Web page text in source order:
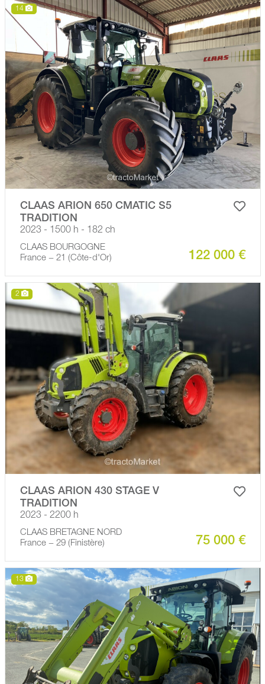
14
CLAAS ARION 650 CMATIC S5
TRADITION
2023 - 1500 h - 182 ch
CLAAS BOURGOGNE
France − 21 (Côte-d'Or)
122 000 €
2
CLAAS ARION 430 STAGE V
TRADITION
2023 - 2200 h
CLAAS BRETAGNE NORD
France − 29 (Finistère)
75 000 €
13